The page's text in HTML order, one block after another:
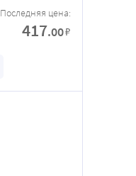
Последняя цена:
417.00₽